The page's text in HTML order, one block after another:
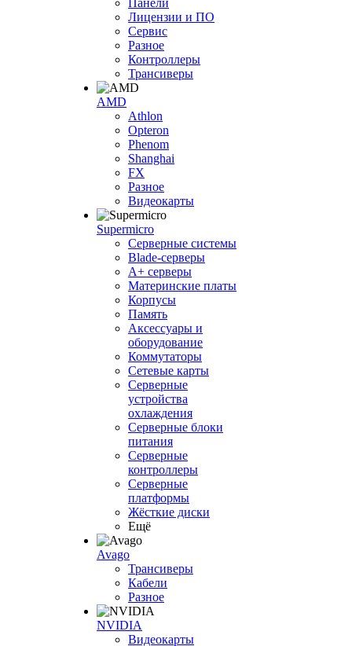
Панели
Лицензии и ПО
Сервис
Разное
Контроллеры
Трансиверы
AMD
Athlon
Opteron
Phenom
Shanghai
FX
Разное
Видеокарты
Supermicro
Серверные системы
Blade-серверы
A+ серверы
Материнские платы
Корпусы
Память
Аксессуары и
оборудование
Коммутаторы
Сетевые карты
Серверные
устройства
охлаждения
Серверные блоки
питания
Серверные
контроллеры
Серверные
платформы
Жёсткие диски
Ещё
Avago
Трансиверы
Кабели
Разное
NVIDIA
Видеокарты